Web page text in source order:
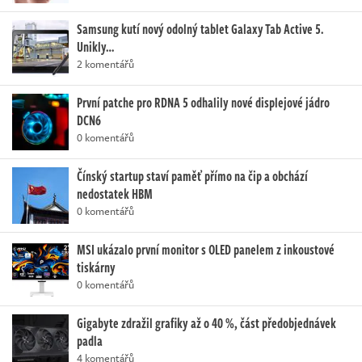
Samsung kutí nový odolný tablet Galaxy Tab Active 5.
Unikly…
2 komentářů
První patche pro RDNA 5 odhalily nové displejové jádro
DCN6
0 komentářů
Čínský startup staví paměť přímo na čip a obchází
nedostatek HBM
0 komentářů
MSI ukázalo první monitor s OLED panelem z inkoustové
tiskárny
0 komentářů
Gigabyte zdražil grafiky až o 40 %, část předobjednávek
padla
4 komentářů